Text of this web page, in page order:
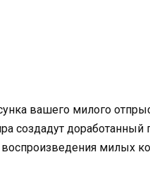
вашего милого
создадут доработанный
милых